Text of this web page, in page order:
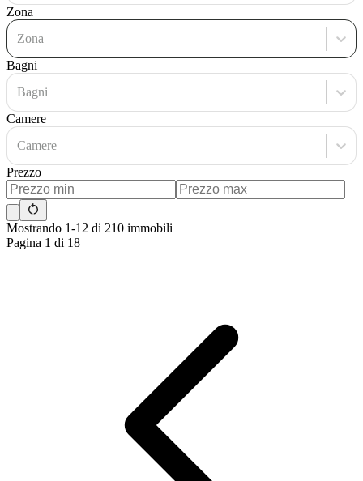
Zona
Zona
Bagni
Bagni
Camere
Camere
Prezzo
Mostrando 1-12 di 210 immobili
Pagina 1 di 18